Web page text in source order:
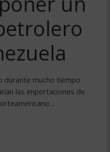
durante mucho tiempo
las importaciones de